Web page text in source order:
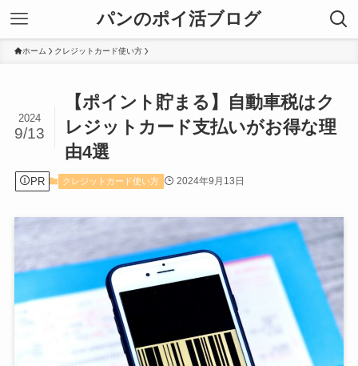
パンのポイ活ブログ
ホーム クレジットカード使い方
【ポイント貯まる】自動車税はク
レジットカード支払いがお得な理
由4選
2024
9/13
PR クレジットカード使い方 2024年9月13日